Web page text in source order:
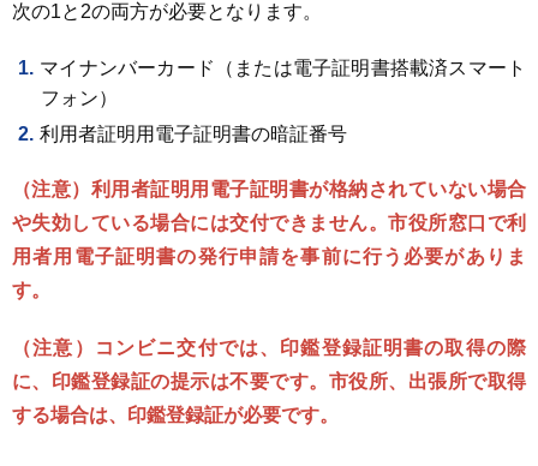
次の1と2の両方が必要となります。
マイナンバーカード（または電子証明書搭載済スマート
フォン）
利用者証明用電子証明書の暗証番号
（注意）利用者証明用電子証明書が格納されていない場合
や失効している場合には交付できません。市役所窓口で利
用者用電子証明書の発行申請を事前に行う必要がありま
す。
（注意）コンビニ交付では、印鑑登録証明書の取得の際
に、印鑑登録証の提示は不要です。市役所、出張所で取得
する場合は、印鑑登録証が必要です。